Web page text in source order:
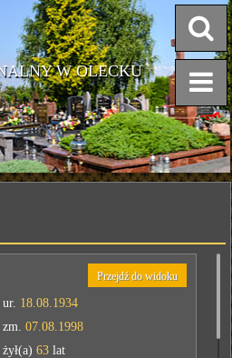
W OLECKU
Przejdź do widoku
ur. 18.08.1934
zm.07.08.1998
żył(a)63 lat